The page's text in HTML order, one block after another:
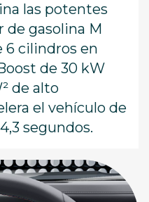
las potentes
de gasolina M
6 cilindros en
de 30 kW
de alto
el vehículo de
segundos.